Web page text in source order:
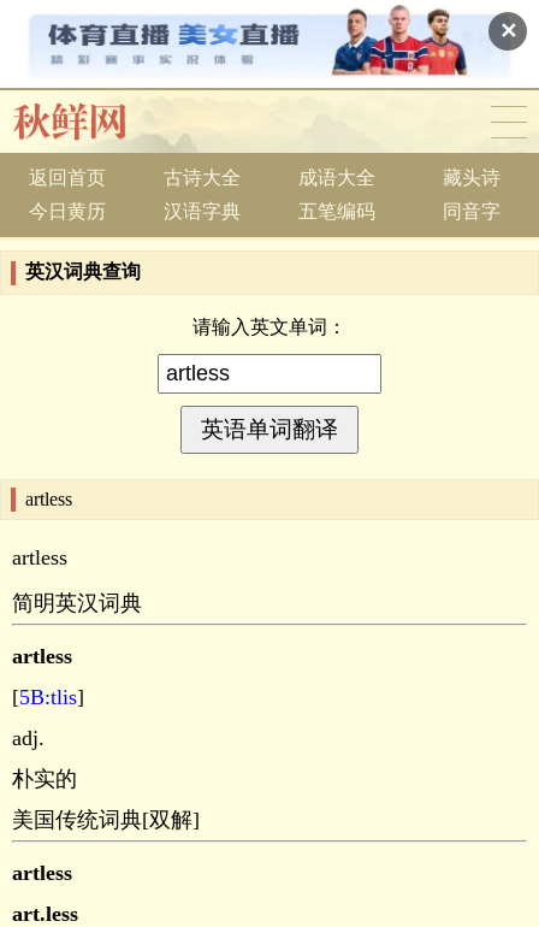
✕
返回首页 古诗大全 成语大全
藏头诗
今日黄历
汉语字典 五笔编码 同音字
英汉词典查询
请输入英文单词：
artless
artless
简明英汉词典
artless
[5B:tlis]
adj.
朴实的
美国传统词典[双解]
artless
art.less